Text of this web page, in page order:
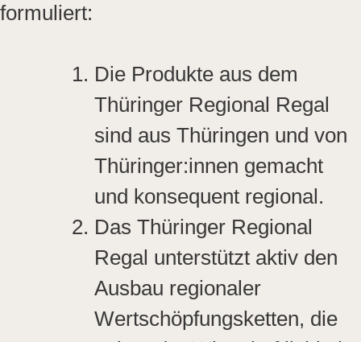
formuliert:
Die Produkte aus dem
Thüringer Regional Regal
sind aus Thüringen und von
Thüringer:innen gemacht
und konsequent regional.
Das Thüringer Regional
Regal unterstützt aktiv den
Ausbau regionaler
Wertschöpfungsketten, die